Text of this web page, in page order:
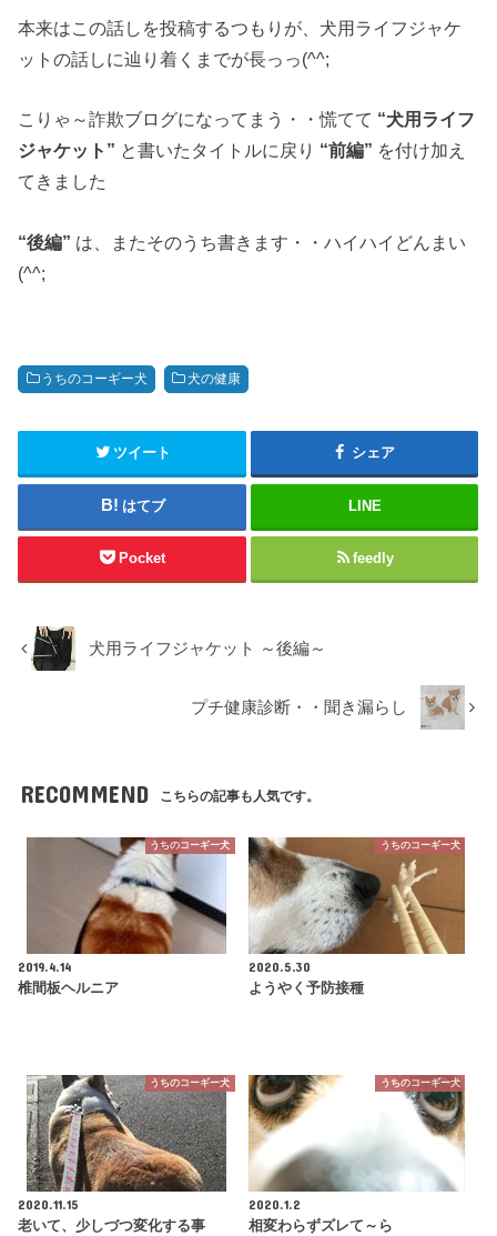
本来はこの話しを投稿するつもりが、犬用ライフジャケ
ットの話しに辿り着くまでが長っっ(^^;
こりゃ～詐欺ブログになってまう・・慌てて “犬用ライフ
ジャケット” と書いたタイトルに戻り “前編” を付け加え
てきました
“後編” は、またそのうち書きます・・ハイハイどんまい
(^^;
うちのコーギー犬 犬の健康
ツイート シェア
はてブ LINE
Pocket feedly
犬用ライフジャケット ～後編～
プチ健康診断・・聞き漏らし
RECOMMEND こちらの記事も人気です。
うちのコーギー犬
2019.4.14
椎間板ヘルニア
うちのコーギー犬
2020.5.30
ようやく予防接種
うちのコーギー犬
2020.11.15
老いて、少しづつ変化する事
うちのコーギー犬
2020.1.2
相変わらずズレて～ら